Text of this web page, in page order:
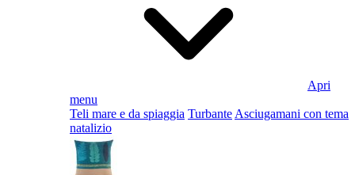
Apri
menu
Teli mare e da spiaggia Turbante Asciugamani con tema
natalizio